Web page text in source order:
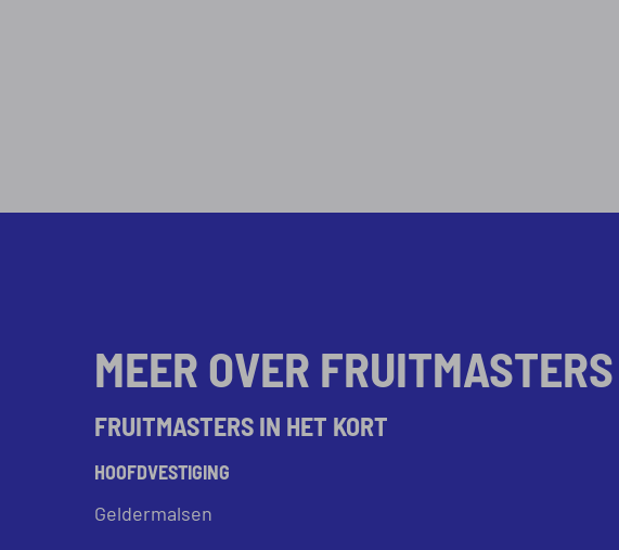
MEER OVER FRUITMASTERS
FRUITMASTERS IN HET KORT
HOOFDVESTIGING
Geldermalsen